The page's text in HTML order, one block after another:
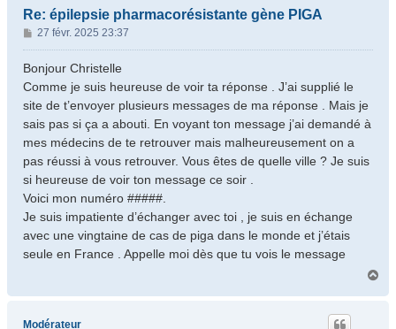
Re: épilepsie pharmacorésistante gène PIGA
M
e
s
g
e
27 févr. 2025 23:37
Bonjour Christelle
Comme je suis heureuse de voir ta réponse . J’ai supplié le
site de t’envoyer plusieurs messages de ma réponse . Mais je
sais pas si ça a abouti. En voyant ton message j’ai demandé à
mes médecins de te retrouver mais malheureusement on a
pas réussi à vous retrouver. Vous êtes de quelle ville ? Je suis
si heureuse de voir ton message ce soir .
Voici mon numéro #####.
Je suis impatiente d’échanger avec toi , je suis en échange
avec une vingtaine de cas de piga dans le monde et j’étais
seule en France . Appelle moi dès que tu vois le message
Modérateur